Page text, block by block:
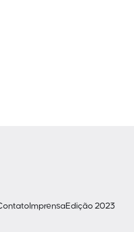
ImprensaEdição 2023